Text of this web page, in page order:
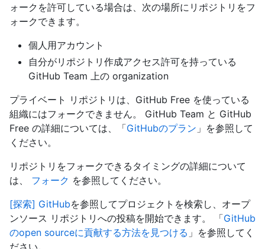
ォークを許可している場合は、次の場所にリポジトリをフ
ォークできます。
個人用アカウント
自分がリポジトリ作成アクセス許可を持っている
GitHub Team 上の organization
プライベート リポジトリは、GitHub Free を使っている
組織にはフォークできません。 GitHub Team と GitHub
Free の詳細については、「GitHubのプラン 」を参照して
ください。
リポジトリをフォークできるタイミングの詳細について
は、 フォーク を参照してください。
[探索] GitHubを参照してプロジェクトを検索し、オープ
ンソース リポジトリへの投稿を開始できます。 「GitHub
のopen sourceに貢献する方法を見つける 」を参照してく